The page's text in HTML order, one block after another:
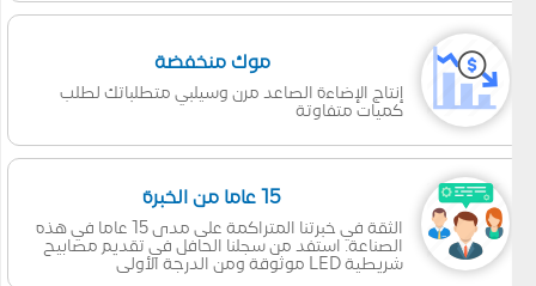
موك منخفضة
إنتاج الإضاءة الصاعد مرن وسيلبي متطلباتك لطلب
كميات متفاوتة
15 عاما من الخبرة
الثقة في خبرتنا المتراكمة على مدى 15 عاما في هذه
الصناعة. استفد من سجلنا الحافل في تقديم مصابيح
شريطية LED موثوقة ومن الدرجة الأولى